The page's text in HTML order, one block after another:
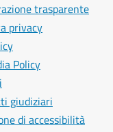
trasparente
privacy
Policy
giudiziari
di accessibilità